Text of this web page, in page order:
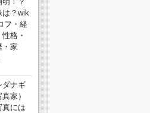
は？wik
フ・経
性格・
・家
ダナギ
真家）
真には